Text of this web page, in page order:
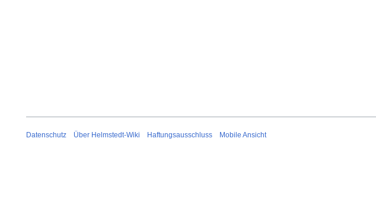
Datenschutz Über Helmstedt-Wiki Haftungsausschluss Mobile Ansicht